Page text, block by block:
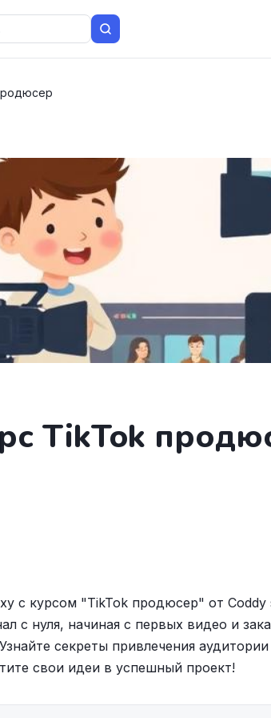
TikTok
с курсом "TikTok продюсер" от
с нуля, начиная с первых видео и
секреты привлечения
свои идеи в успешный проект!